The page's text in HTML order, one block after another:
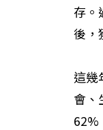
存。
後，
這幾
會、
62%